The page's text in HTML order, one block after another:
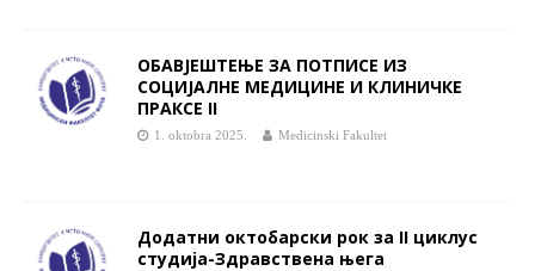
ОБАВЈЕШТЕЊЕ ЗА ПОТПИСЕ ИЗ
СОЦИЈАЛНЕ МЕДИЦИНЕ И КЛИНИЧКЕ
ПРАКСЕ II
1. oktobra 2025. Medicinski Fakultet
Додатни октобарски рок за II циклус
студија-Здравствена њега